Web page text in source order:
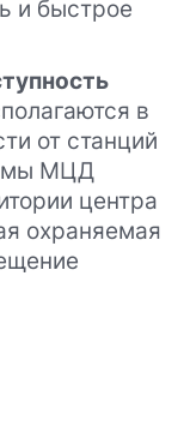
и быстрое
в
от станций
МЦД
центра
охраняемая